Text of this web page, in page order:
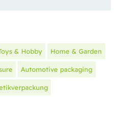
& Hobby Home & Garden
Automotive packaging